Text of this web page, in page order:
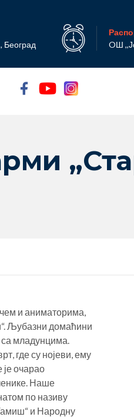
Београд
OШ
и аниматорима,
Љубазни домаћини
младунцима.
где су нојеви, ему
очарао
Наше
по називу
и Народну